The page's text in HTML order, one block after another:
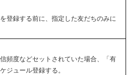
登録する前に、指定した友だちのみに
頻度などセットされていた場合、「有
ジュール登録する。